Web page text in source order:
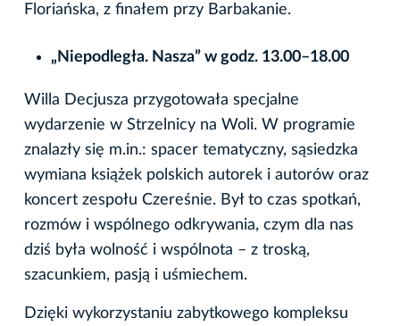
Floriańska, z finałem przy Barbakanie.
„Niepodległa. Nasza” w godz. 13.00–18.00
Willa Decjusza przygotowała specjalne
wydarzenie w Strzelnicy na Woli. W programie
znalazły się m.in.: spacer tematyczny, sąsiedzka
wymiana książek polskich autorek i autorów oraz
koncert zespołu Czereśnie. Był to czas spotkań,
rozmów i wspólnego odkrywania, czym dla nas
dziś była wolność i wspólnota – z troską,
szacunkiem, pasją i uśmiechem.
Dzięki wykorzystaniu zabytkowego kompleksu